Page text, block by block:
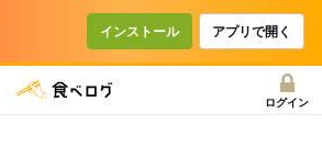
インストール アプリで開く
ログイン
コースで使えるクーポン
ポンを利用せず予約する